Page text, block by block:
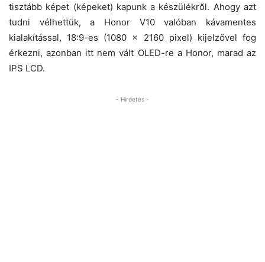
tisztább képet (képeket) kapunk a készülékről. Ahogy azt
tudni vélhettük, a Honor V10 valóban kávamentes
kialakítással, 18:9-es (1080 x 2160 pixel) kijelzővel fog
érkezni, azonban itt nem vált OLED-re a Honor, marad az
IPS LCD.
- Hirdetés -